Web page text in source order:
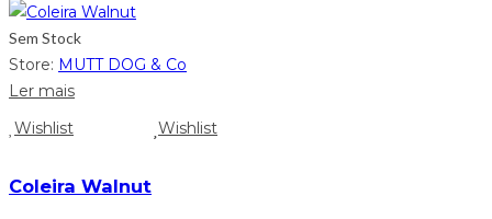
Sem Stock
Store: MUTT DOG & Co
Ler mais
Wishlist
Wishlist
Coleira Walnut